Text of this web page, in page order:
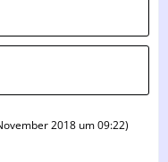
2018 um 09:22)